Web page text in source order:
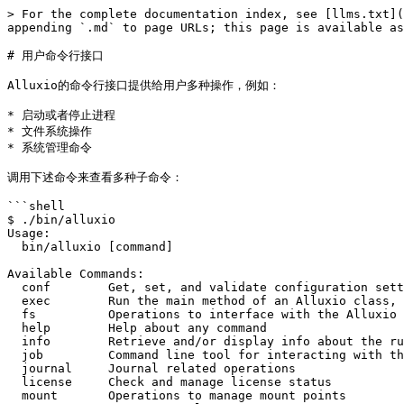
> For the complete documentation index, see [llms.txt](https://documentation.alluxio.io/ee-ai-cn/llms.txt). Markdown versions of documentation pages are available by appending `.md` to page URLs; this page is available as [Markdown](https://documentation.alluxio.io/ee-ai-cn/ai-3.2/reference/user-cli.md).

# 用户命令行接口

Alluxio的命令行接口提供给用户多种操作，例如：

* 启动或者停止进程
* 文件系统操作
* 系统管理命令

调用下述命令来查看多种子命令：

```shell
$ ./bin/alluxio
Usage:
  bin/alluxio [command]

Available Commands:
  conf        Get, set, and validate configuration settings, primarily those defined in conf/alluxio-site.properties
  exec        Run the main method of an Alluxio class, or end-to-end tests on an Alluxio cluster.
  fs          Operations to interface with the Alluxio filesystem
  help        Help about any command
  info        Retrieve and/or display info about the running Alluxio cluster
  job         Command line tool for interacting with the job service.
  journal     Journal related operations
  license     Check and manage license status
  mount       Operations to manage mount points
  process     Start/stop cluster processes or remove workers
  security    Security server related commands

Flags:
      --debug-log               True to enable debug logging
      --skip-license-warnings   Skip the automatic warnings before expiration

Use "bin/alluxio [command] --help" for more information about a command.

```

要将JVM系统属性作为命令的一部分设置，请使用-D标志，格式为`-Dproperty=value`。

要附加由`$ALLUXIO_USER_ATTACH_OPTS`指定的调试Java选项，请设置`--attach-debug`标志。

注意，作为Alluxio部署的一部分，当从`${ALLUXIO_HOME}`运行Alluxio shell时，它还将采用`${ALLUXIO_HOME}/conf/alluxio-site.properties`中的配置。

## conf

获取、设置和验证Alluxio configuration，主要在conf/alluxio-site.properties中定义。

### conf get

用法: `bin/alluxio conf get [key] [flags]`

get命令打印给定配置项的对应配置值。 如果配置项无效，返回非零的退出码。 如果配置项有效但未设置，则打印空字符串。 如果未指定配置项，则打印完整配置。

> 注意：此命令不需要Alluxio集群正在运行。

Flags:

* `--master`: 显示由master节点使用的配置属性 (默认: false)
* `--source`: 显示配置属性的来源而不是值 (默认: false)
* `--unit`: 返回值的单位，转换为给定单位。 例如，使用"–unit KB"，配置值为"4096B"将返回4。 可能的选项包括B, KB, MB, GB, TP, PB, MS, S, M, H, D (默认: "")

Examples:

```shell
# Display all the current node configuration
$ ./bin/alluxio conf get
```

```shell
# Display the value of a property key
$ ./bin/alluxio conf get alluxio.master.hostname
```

```shell
# Display the configuration of the current running Alluxio leading master
$ ./bin/alluxio conf get --master
```

```shell
# Display the source of the configuration
$ ./bin/alluxio conf get --source
```

```shell
# Display the values in a given unit
$ ./bin/alluxio conf get alluxio.user.block.size.bytes.default --unit KB
$ ./bin/alluxio conf get alluxio.master.journal.flush.timeout --unit S

```

## exec

如何在一个Alluxio集群上运行Alluxio类的main方法、或者端到端的测试。

### exec edgeTest

用法: `bin/alluxio exec edgeTest [flags]`

测试edge是否成功运行。

Flags:

* `--no-cluster`: 仅与 edge 和 UFS 进行交互，而不访问 Dora 集群。 (默认: false)
* `--path`: (必要) 路径可以是：

1. 一个 Alluxio 路径，例如 'alluxio:///data'，仅当未设置 '--no-cluster' 标志时使用。
2. 没有协议（scheme）的路径，例如 '/' 或 '/s3'。这是 Alluxio 路径的一种语法糖。
3. 带有协议（scheme）的 UFS 路径，例如 's3://bucket/data'。 路径必须存在于 Alluxio 命名空间的一个挂载点中。

## fs

与 Alluxio 文件系统进行交互的操作。 对于接受 Alluxio URI 作为参数的命令，如 ls 或 mkdir，参数应该是以下之一：

* 完整的 Alluxio URI，例如 alluxio://\<masterHostname>:\<masterPort>/\<path>
* 不带协议（scheme）头的路径，例如 /path，以便使用在 alluxio-site.properties 中设置的默认主机名和端口

> 注意：所有文件系统命令都需要